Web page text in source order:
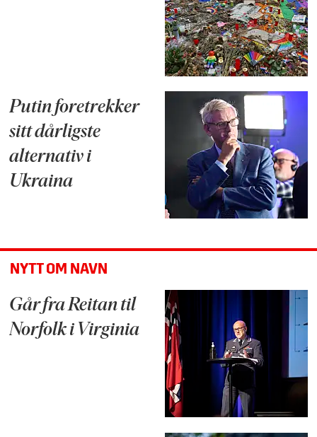
Putin foretrekker
sitt dårligste
alternativ i
Ukraina
NYTT OM NAVN
Går fra Reitan til
Norfolk i Virginia